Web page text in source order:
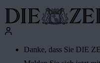
Danke, dass Sie DIE